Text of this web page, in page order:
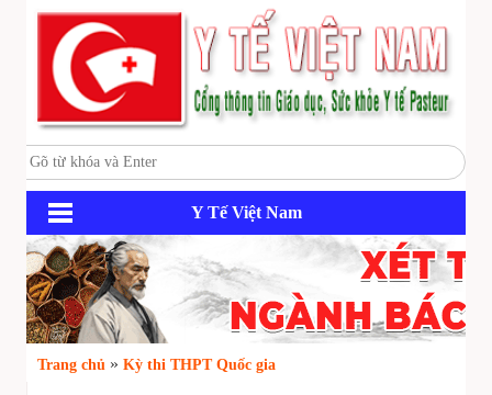
Y Tế Việt Nam
Trang chủ » Kỳ thi THPT Quốc gia